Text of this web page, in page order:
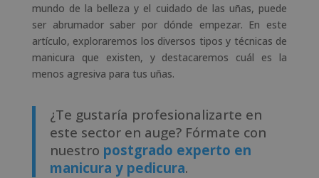
mundo de la belleza y el cuidado de las uñas, puede
ser abrumador saber por dónde empezar. En este
artículo, exploraremos los diversos tipos y técnicas de
manicura que existen, y destacaremos cuál es la
menos agresiva para tus uñas.
¿Te gustaría profesionalizarte en
este sector en auge? Fórmate con
nuestro postgrado experto en
manicura y pedicura.